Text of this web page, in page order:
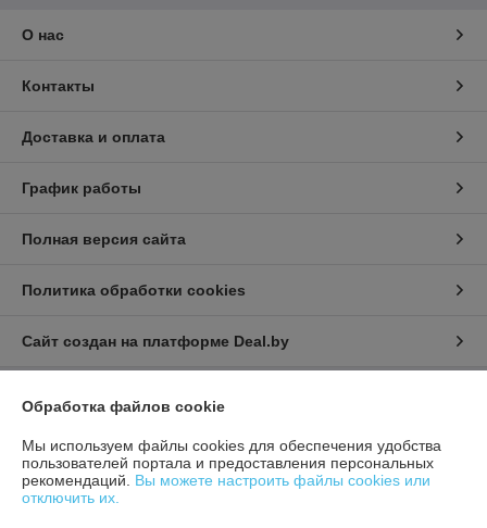
О нас
Контакты
Доставка и оплата
График работы
Полная версия сайта
Политика обработки cookies
Сайт создан на платформе Deal.by
Информация для покупателя
Индивидуальный предприниматель:ИП Афонина Екатерина
Александровна
225131 Ул. Рокоссовского, 5 г. Пружаны, Брестская обл.
Обработка файлов cookie
Мы используем файлы cookies для обеспечения удобства
пользователей портала и предоставления персональных
рекомендаций. Вы можете настроить файлы cookies или
отключить их.